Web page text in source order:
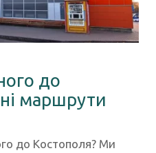
до
маршрути
до Костополя? Ми